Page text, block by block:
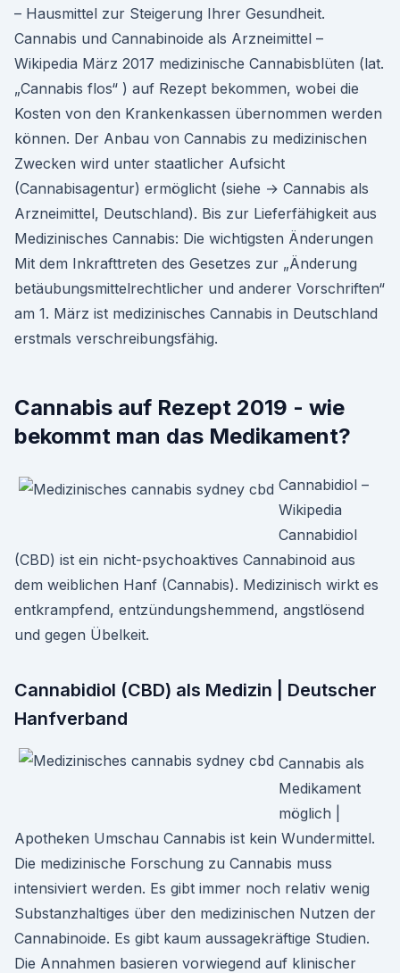
– Hausmittel zur Steigerung Ihrer Gesundheit.
Cannabis und Cannabinoide als Arzneimittel –
Wikipedia März 2017 medizinische Cannabisblüten (lat.
„Cannabis flos“ ) auf Rezept bekommen, wobei die
Kosten von den Krankenkassen übernommen werden
können. Der Anbau von Cannabis zu medizinischen
Zwecken wird unter staatlicher Aufsicht
(Cannabisagentur) ermöglicht (siehe → Cannabis als
Arzneimittel, Deutschland). Bis zur Lieferfähigkeit aus
Medizinisches Cannabis: Die wichtigsten Änderungen
Mit dem Inkrafttreten des Gesetzes zur „Änderung
betäubungsmittelrechtlicher und anderer Vorschriften“
am 1. März ist medizinisches Cannabis in Deutschland
erstmals verschreibungsfähig.
Cannabis auf Rezept 2019 - wie
bekommt man das Medikament?
Cannabidiol –
Wikipedia
Cannabidiol
(CBD) ist ein nicht-psychoaktives Cannabinoid aus
dem weiblichen Hanf (Cannabis). Medizinisch wirkt es
entkrampfend, entzündungshemmend, angstlösend
und gegen Übelkeit.
Cannabidiol (CBD) als Medizin | Deutscher
Hanfverband
Cannabis als
Medikament
möglich |
Apotheken Umschau Cannabis ist kein Wundermittel.
Die medizinische Forschung zu Cannabis muss
intensiviert werden. Es gibt immer noch relativ wenig
Substanzhaltiges über den medizinischen Nutzen der
Cannabinoide. Es gibt kaum aussagekräftige Studien.
Die Annahmen basieren vorwiegend auf klinischer